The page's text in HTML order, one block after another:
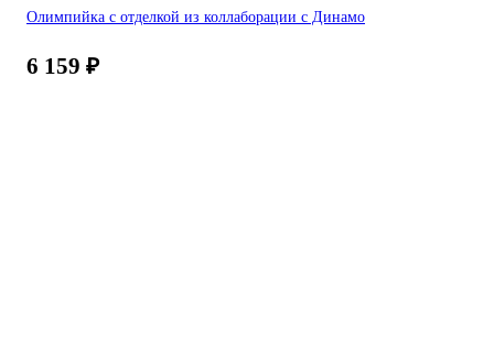
Олимпийка с отделкой из коллаборации с Динамо
6 159 ₽